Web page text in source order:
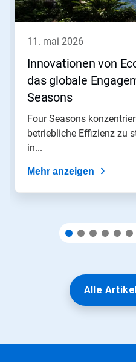
Weiter
und
navigieren,
springen
Folien-
Punkten
11. mai 2026
Innovationen von
das globale
Seasons​​​​​​​
Four Seasons
betriebliche Effizienz zu
in...
Mehr anzeigen
Alle